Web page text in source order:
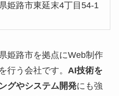
姫路市東延末4丁目54-1
姫路市を拠点にWeb制作
行う会社です。 AI技術を
グやシステム開発にも強